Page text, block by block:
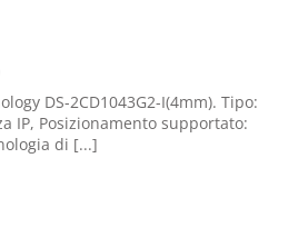
DS-2CD1043G2-I(4mm). Tipo:
IP, Posizionamento supportato:
di [...]